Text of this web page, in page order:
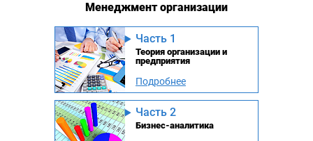
Менеджмент организации
Часть 1
Теория организации и
предприятия
Подробнее
Часть 2
Бизнес-аналитика